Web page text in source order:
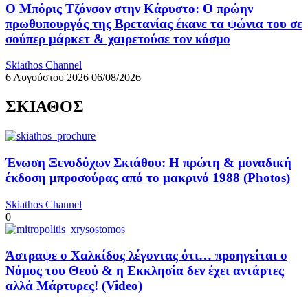
Ο Μπόρις Τζόνσον στην Κάρυστο: Ο πρώην
πρωθυπουργός της Βρετανίας έκανε τα ψώνια του σε
σούπερ μάρκετ & χαιρετούσε τον κόσμο
Skiathos Channel
6 Αυγούστου 2026 06/08/2026
ΣΚΙΑΘΟΣ
Ένωση Ξενοδόχων Σκιάθου: Η πρώτη & μοναδική
έκδοση μπροσούρας από το μακρινό 1988 (Photos)
Skiathos Channel
0
Άστραψε ο Χαλκίδος λέγοντας ότι… προηγείται ο
Νόμος του Θεού & η Εκκλησία δεν έχει αντάρτες
αλλά Μάρτυρες! (Video)